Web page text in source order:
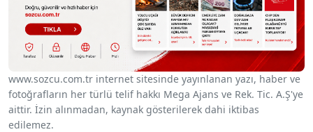
www.sozcu.com.tr internet sitesinde yayınlanan yazı, haber ve
fotoğrafların her türlü telif hakkı Mega Ajans ve Rek. Tic. A.Ş'ye
aittir. İzin alınmadan, kaynak gösterilerek dahi iktibas
edilemez.